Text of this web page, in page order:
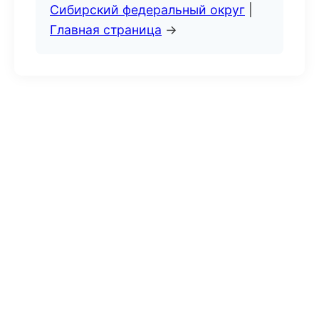
Сибирский федеральный округ
Главная страница →